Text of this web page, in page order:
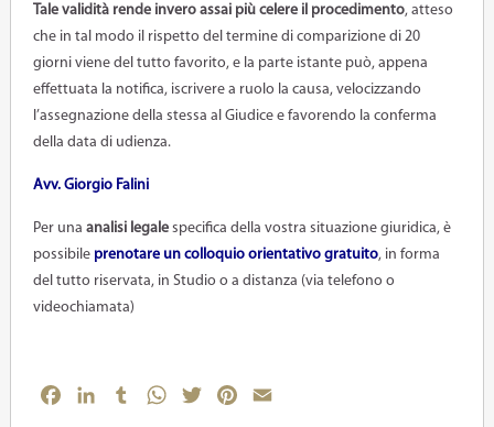
Tale validità rende invero assai più celere il procedimento, atteso
che in tal modo il rispetto del termine di comparizione di 20
giorni viene del tutto favorito, e la parte istante può, appena
effettuata la notifica, iscrivere a ruolo la causa, velocizzando
l’assegnazione della stessa al Giudice e favorendo la conferma
della data di udienza.
Avv. Giorgio Falini
Per una analisi legale specifica della vostra situazione giuridica, è
possibile prenotare un colloquio orientativogratuito, in forma
del tutto riservata, in Studio o a distanza (via telefono o
videochiamata)
FacebookLinkedInTumblrWhatsApp
TwitterPinterest